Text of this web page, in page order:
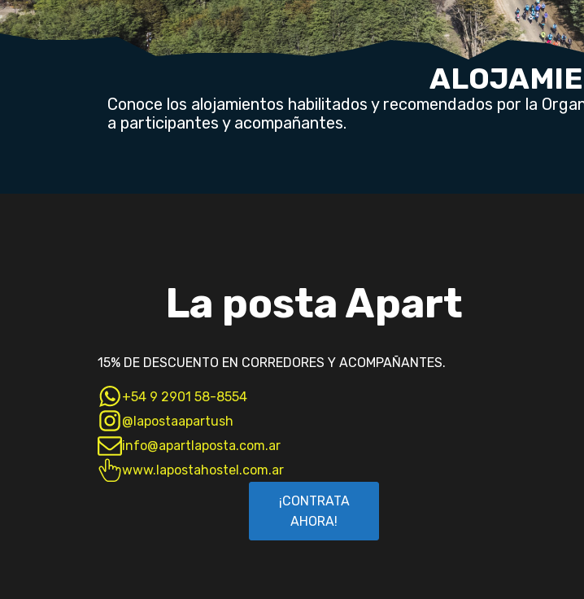
Conoce los alojamientos habilitados y recomendados por la
a participantes y acompañantes.
La posta Apart
15% DE DESCUENTO EN CORREDORES Y ACOMPAÑANTES.
+54 9 2901 58-8554
@lapostaapartush
info@apartlaposta.com.ar
www.lapostahostel.com.ar
¡CONTRATA
AHORA!